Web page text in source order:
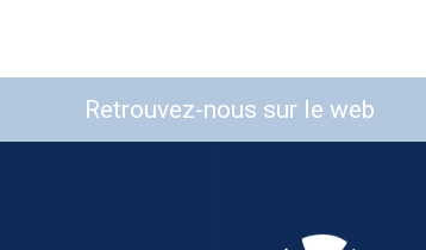
Retrouvez-nous sur le web